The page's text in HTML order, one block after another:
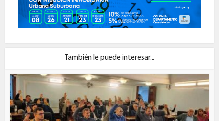
También le puede interesar...